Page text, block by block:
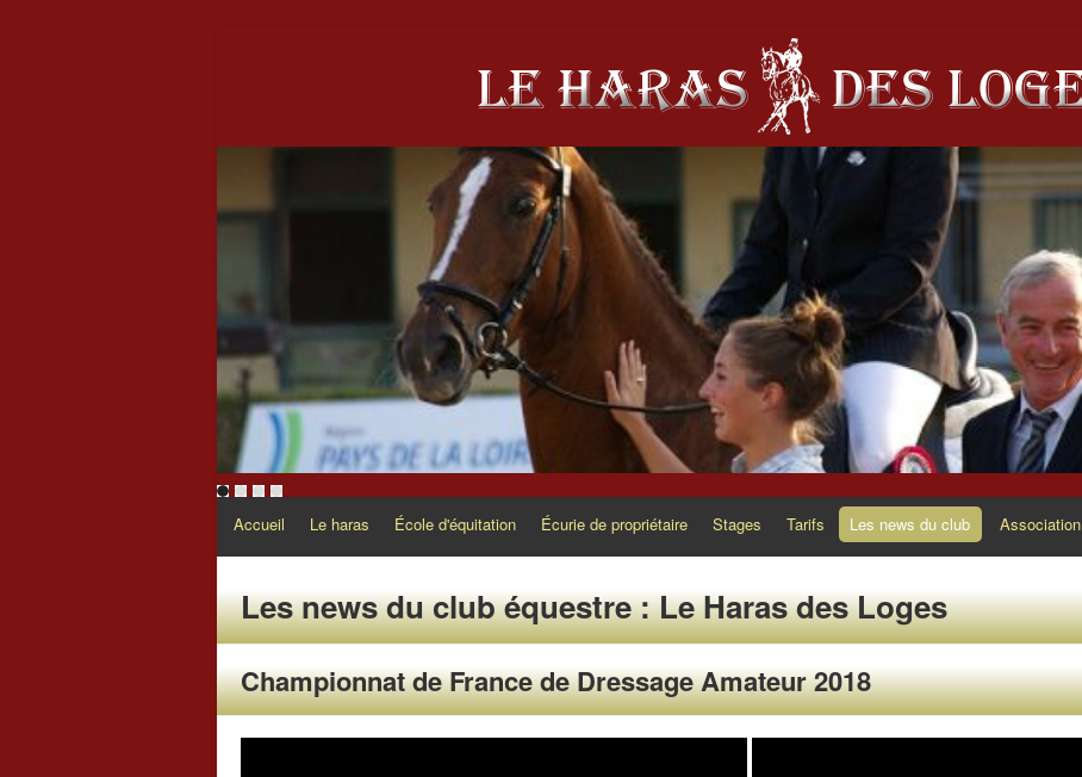
Accueil Le haras École d'équitation Écurie de propriétaire Stages Tarifs Les news du club Association
Les news du club équestre : Le Haras des Loges
Championnat de France de Dressage Amateur 2018